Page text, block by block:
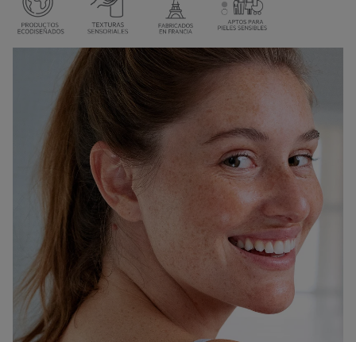
💚UNA FÓRMULA DE ORIGEN NATURAL
99,9 % de ingredientes de origen natural.
DERMATOLÓGICAMENTE PROBADO
Para pieles sensibles. Producto probado en condiciones de frío en Canadá.
DISRUPTORES ENDOCRINOS PROBADOS
Probado en mecanismos endocrinos estrogénicos, androgénicos y
tiroideos. Pruebas realizadas por un laboratorio independiente con
experiencia en trastornos endocrinos.